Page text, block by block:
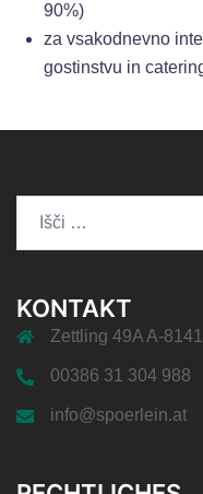
90%)
za vsakodnevno
gostinstvu in
KONTAKT
Zettling 49A A-
00386 31 304 988
info@spoerlein.at